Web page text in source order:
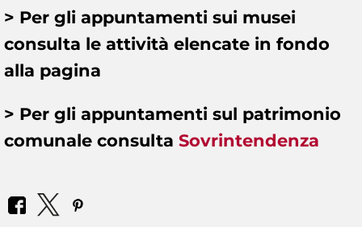
> Per gli appuntamenti sui musei
consulta le attività elencate in fondo
alla pagina
> Per gli appuntamenti sul patrimonio
comunale consulta Sovrintendenza